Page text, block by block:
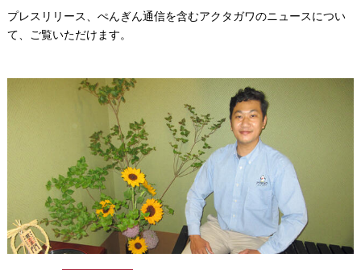
プレスリリース、ぺんぎん通信を含むアクタガワのニュースについ
て、ご覧いただけます。